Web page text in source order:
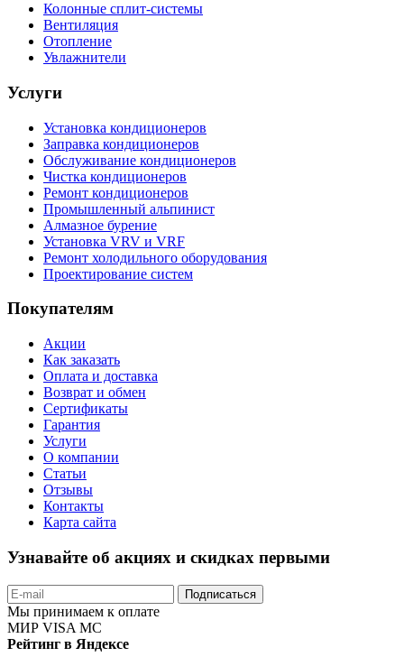
Колонные сплит-системы
Вентиляция
Отопление
Увлажнители
Услуги
Установка кондиционеров
Заправка кондиционеров
Обслуживание кондиционеров
Чистка кондиционеров
Ремонт кондиционеров
Промышленный альпинист
Алмазное бурение
Установка VRV и VRF
Ремонт холодильного оборудования
Проектирование систем
Покупателям
Акции
Как заказать
Оплата и доставка
Возврат и обмен
Сертификаты
Гарантия
Услуги
О компании
Статьи
Отзывы
Контакты
Карта сайта
Узнавайте об акциях и скидках первыми
Подписаться
Мы принимаем к оплате
МИР VISA MC
Рейтинг в Яндексе